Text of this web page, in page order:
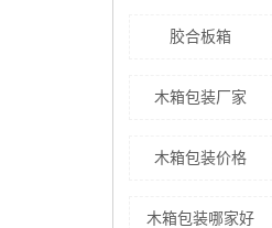
胶合板箱
木箱包装厂家
木箱包装价格
木箱包装哪家好